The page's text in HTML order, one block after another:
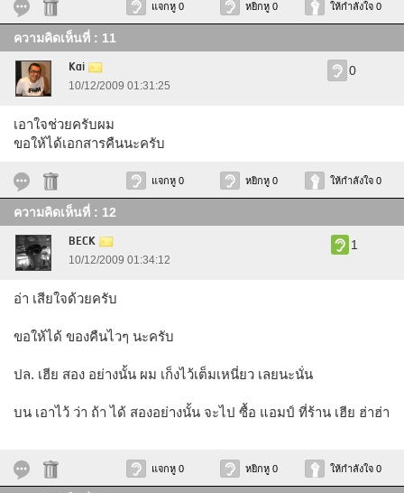
แจกหู 0 หยิกหู 0 ให้กำลังใจ 0
ความคิดเห็นที่ : 11
Kai
10/12/2009 01:31:25
0
เอาใจช่วยครับผม
ขอให้ได้เอกสารคืนนะครับ
แจกหู 0 หยิกหู 0 ให้กำลังใจ 0
ความคิดเห็นที่ : 12
BECK
10/12/2009 01:34:12
1
อ่า เสียใจด้วยครับ
ขอให้ได้ ของคืนไวๆ นะครับ
ปล. เฮีย สอง อย่างนั้น ผม เก็งไว้เต็มเหนี่ยว เลยนะนั่น
บน เอาไว้ ว่า ถ้า ได้ สองอย่างนั้น จะไป ซื้อ แอมป์ ที่ร้าน เฮีย ฮ่าฮ่า
แจกหู 0 หยิกหู 0 ให้กำลังใจ 0